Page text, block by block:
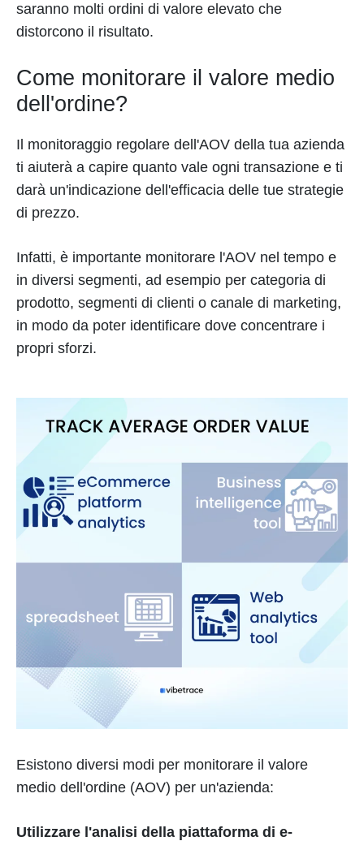
saranno molti ordini di valore elevato che
distorcono il risultato.
Come monitorare il valore medio
dell'ordine?
Il monitoraggio regolare dell'AOV della tua azienda
ti aiuterà a capire quanto vale ogni transazione e ti
darà un'indicazione dell'efficacia delle tue strategie
di prezzo.
Infatti, è importante monitorare l'AOV nel tempo e
in diversi segmenti, ad esempio per categoria di
prodotto, segmenti di clienti o canale di marketing,
in modo da poter identificare dove concentrare i
propri sforzi.
Esistono diversi modi per monitorare il valore
medio dell'ordine (AOV) per un'azienda:
Utilizzare l'analisi della piattaforma di e-